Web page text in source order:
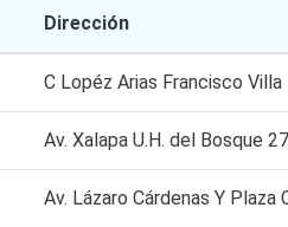
Dirección
C Lopéz Arias Francisco
Av. Xalapa U.H. del Bosque
Av. Lázaro Cárdenas Y